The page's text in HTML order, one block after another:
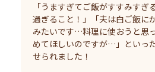
「うますぎてご飯がすすみすぎ
過ぎること！」「夫は白ご飯に
みたいです…料理に使おうと思
めてほしいのですが…」といっ
せられました！